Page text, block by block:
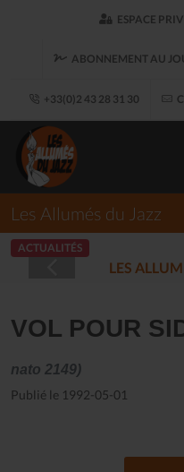
ESPACE
ABONNEMENT AU
+33(0)2 43 28 31 30
Les Allumés du Jazz
ACTUALITÉS
LES
VOL POUR
nato 2149)
Publié le 1992-05-01